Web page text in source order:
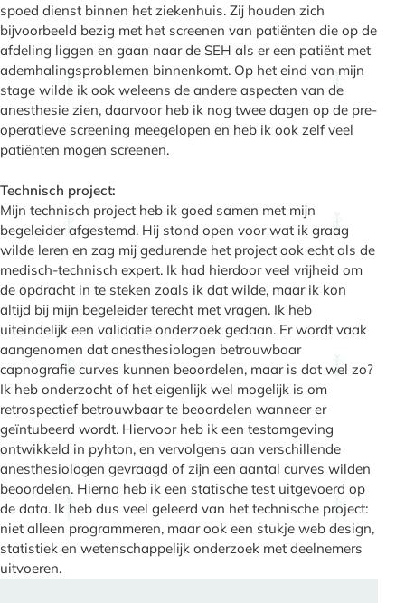
spoed dienst binnen het ziekenhuis. Zij houden zich
bijvoorbeeld bezig met het screenen van patiënten die op de
afdeling liggen en gaan naar de SEH als er een patiënt met
ademhalingsproblemen binnenkomt. Op het eind van mijn
stage wilde ik ook weleens de andere aspecten van de
anesthesie zien, daarvoor heb ik nog twee dagen op de pre-
operatieve screening meegelopen en heb ik ook zelf veel
patiënten mogen screenen.
Technisch project:
Mijn technisch project heb ik goed samen met mijn
begeleider afgestemd. Hij stond open voor wat ik graag
wilde leren en zag mij gedurende het project ook echt als de
medisch-technisch expert. Ik had hierdoor veel vrijheid om
de opdracht in te steken zoals ik dat wilde, maar ik kon
altijd bij mijn begeleider terecht met vragen. Ik heb
uiteindelijk een validatie onderzoek gedaan. Er wordt vaak
aangenomen dat anesthesiologen betrouwbaar
capnografie curves kunnen beoordelen, maar is dat wel zo?
Ik heb onderzocht of het eigenlijk wel mogelijk is om
retrospectief betrouwbaar te beoordelen wanneer er
geïntubeerd wordt. Hiervoor heb ik een testomgeving
ontwikkeld in pyhton, en vervolgens aan verschillende
anesthesiologen gevraagd of zijn een aantal curves wilden
beoordelen. Hierna heb ik een statische test uitgevoerd op
de data. Ik heb dus veel geleerd van het technische project:
niet alleen programmeren, maar ook een stukje web design,
statistiek en wetenschappelijk onderzoek met deelnemers
uitvoeren.